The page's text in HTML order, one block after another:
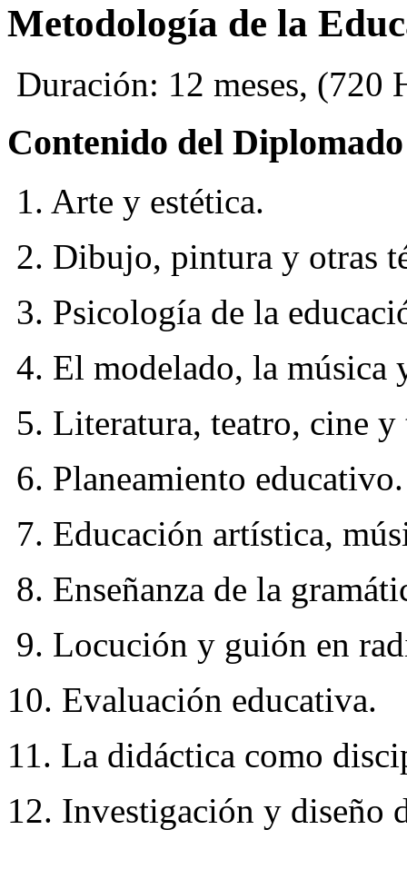
Metodología de la
Duración: 12 meses, (720
Contenido del
1. Arte y estética.
2. Dibujo, pintura y otras
3. Psicología de la
4. El modelado, la música
5. Literatura, teatro, cine
6. Planeamiento educativo.
7. Educación artística,
8. Enseñanza de la
9. Locución y guión en
10. Evaluación educativa.
11. La didáctica como
12. Investigación y diseño